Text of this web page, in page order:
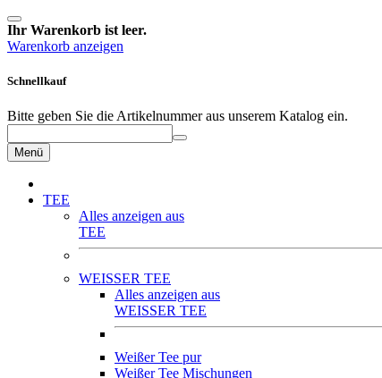
Ihr Warenkorb ist leer.
Warenkorb anzeigen
Schnellkauf
Bitte geben Sie die Artikelnummer aus unserem Katalog ein.
Menü
TEE
Alles anzeigen aus
TEE
WEISSER TEE
Alles anzeigen aus
WEISSER TEE
Weißer Tee pur
Weißer Tee Mischungen